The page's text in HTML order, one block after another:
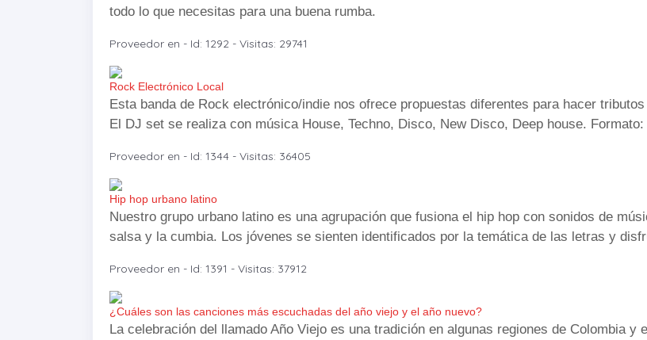
todo lo que necesitas para una buena rumba.
Proveedor en - Id: 1292 - Visitas: 29741
Rock Electrónico Local
Esta banda de Rock electrónico/indie nos ofrece propuestas diferentes para hacer
El DJ set se realiza con música House, Techno, Disco, New Disco, Deep house.
Proveedor en - Id: 1344 - Visitas: 36405
Hip hop urbano latino
Nuestro grupo urbano latino es una agrupación que fusiona el hip hop con sonidos de
salsa y la cumbia. Los jóvenes se sienten identificados por la temática de las letras y
Proveedor en - Id: 1391 - Visitas: 37912
¿Cuáles son las canciones más escuchadas del año viejo y el año nuevo?
La celebración del llamado Año Viejo es una tradición en algunas regiones de Colombia